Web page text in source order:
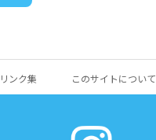
リンク集 このサイトについて